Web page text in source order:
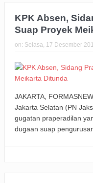
KPK Absen,
Suap Proyek
on: Selasa, 17 Desember
JAKARTA,
Jakarta Selatan (PN
gugatan praperadilan
dugaan suap